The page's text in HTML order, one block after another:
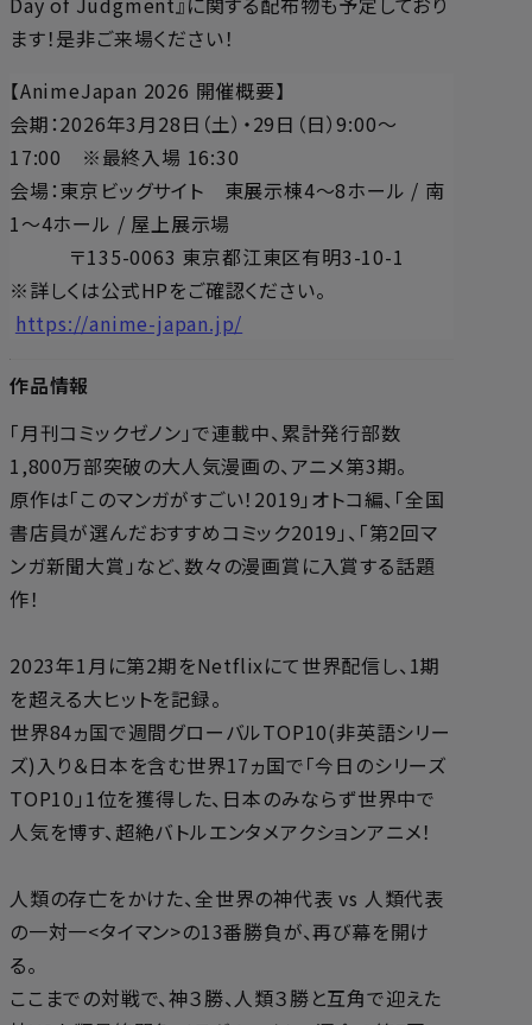
ます！是非ご来場ください！
【AnimeJapan 2026 開催概要】
会期：2026年3月28日（土）・29日（日）9:00～
17:00 ※最終入場 16:30
会場：東京ビッグサイト 東展示棟4～8ホール / 南
1～4ホール / 屋上展示場
〒135-0063 東京都江東区有明3-10-1
※詳しくは公式HPをご確認ください。
https://anime-japan.jp/
作品情報
「月刊コミックゼノン」で連載中、累計発行部数
1,800万部突破の大人気漫画の、アニメ第3期。
原作は「このマンガがすごい！2019」オトコ編、「全国
書店員が選んだおすすめコミック2019」、「第2回マ
ンガ新聞大賞」など、数々の漫画賞に入賞する話題
作！
2023年1月に第2期をNetflixにて世界配信し、1期
を超える大ヒットを記録。
世界84ヵ国で週間グローバルTOP10(非英語シリー
ズ)入り＆日本を含む世界17ヵ国で「今日のシリーズ
TOP10」1位を獲得した、日本のみならず世界中で
人気を博す、超絶バトルエンタメアクションアニメ！
人類の存亡をかけた、全世界の神代表 vs 人類代表
の一対一<タイマン>の13番勝負が、再び幕を開け
る。
ここまでの対戦で、神３勝、人類３勝と互角で迎えた